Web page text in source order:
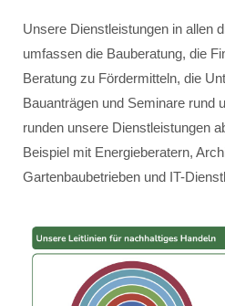
Unsere Dienstleistungen in allen
umfassen die Bauberatung, die
Beratung zu Fördermitteln, die
Bauanträgen und Seminare rund
runden unsere Dienstleistungen
Beispiel mit Energieberatern,
Gartenbaubetrieben und IT-